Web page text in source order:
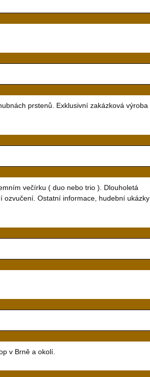
prstenů. Exklusivní zakázková výroba
večírku ( duo nebo trio ). Dlouholetá
ozvučení. Ostatní informace, hudební ukázky
v Brně a okolí.